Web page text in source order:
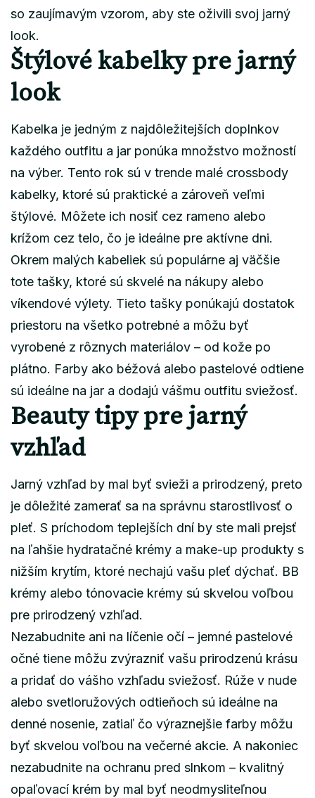
so zaujímavým vzorom, aby ste oživili svoj jarný
look.
Štýlové kabelky pre jarný
look
Kabelka je jedným z najdôležitejších doplnkov
každého outfitu a jar ponúka množstvo možností
na výber. Tento rok sú v trende malé crossbody
kabelky, ktoré sú praktické a zároveň veľmi
štýlové. Môžete ich nosiť cez rameno alebo
krížom cez telo, čo je ideálne pre aktívne dni.
Okrem malých kabeliek sú populárne aj väčšie
tote tašky, ktoré sú skvelé na nákupy alebo
víkendové výlety. Tieto tašky ponúkajú dostatok
priestoru na všetko potrebné a môžu byť
vyrobené z rôznych materiálov – od kože po
plátno. Farby ako béžová alebo pastelové odtiene
sú ideálne na jar a dodajú vášmu outfitu sviežosť.
Beauty tipy pre jarný
vzhľad
Jarný vzhľad by mal byť svieži a prirodzený, preto
je dôležité zamerať sa na správnu starostlivosť o
pleť. S príchodom teplejších dní by ste mali prejsť
na ľahšie hydratačné krémy a make-up produkty s
nižším krytím, ktoré nechajú vašu pleť dýchať. BB
krémy alebo tónovacie krémy sú skvelou voľbou
pre prirodzený vzhľad.
Nezabudnite ani na líčenie očí – jemné pastelové
očné tiene môžu zvýrazniť vašu prirodzenú krásu
a pridať do vášho vzhľadu sviežosť. Rúže v nude
alebo svetloružových odtieňoch sú ideálne na
denné nosenie, zatiaľ čo výraznejšie farby môžu
byť skvelou voľbou na večerné akcie. A nakoniec
nezabudnite na ochranu pred slnkom – kvalitný
opaľovací krém by mal byť neodmysliteľnou